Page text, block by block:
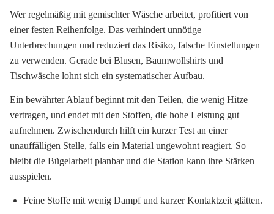
Wer regelmäßig mit gemischter Wäsche arbeitet, profitiert von
einer festen Reihenfolge. Das verhindert unnötige
Unterbrechungen und reduziert das Risiko, falsche Einstellungen
zu verwenden. Gerade bei Blusen, Baumwollshirts und
Tischwäsche lohnt sich ein systematischer Aufbau.
Ein bewährter Ablauf beginnt mit den Teilen, die wenig Hitze
vertragen, und endet mit den Stoffen, die hohe Leistung gut
aufnehmen. Zwischendurch hilft ein kurzer Test an einer
unauffälligen Stelle, falls ein Material ungewohnt reagiert. So
bleibt die Bügelarbeit planbar und die Station kann ihre Stärken
ausspielen.
Feine Stoffe mit wenig Dampf und kurzer Kontaktzeit glätten.